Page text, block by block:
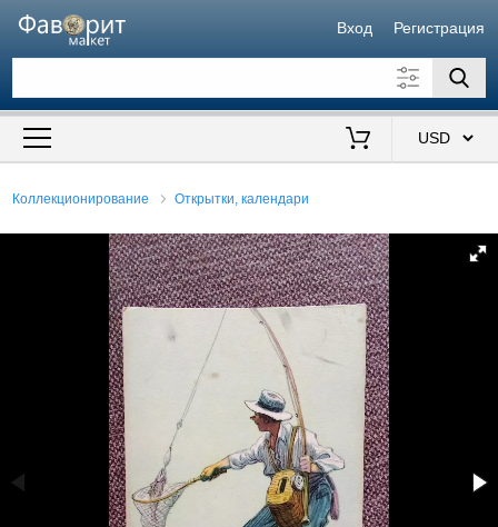
Вход Регистрация
Искать также в описании
Коллекционирование Открытки, календари